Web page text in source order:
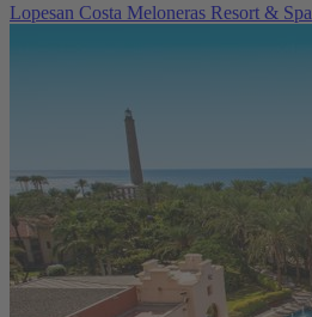
Lopesan Costa Meloneras Resort & Spa